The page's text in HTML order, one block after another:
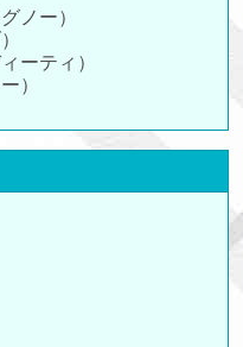
ノー）
ーティ）
）